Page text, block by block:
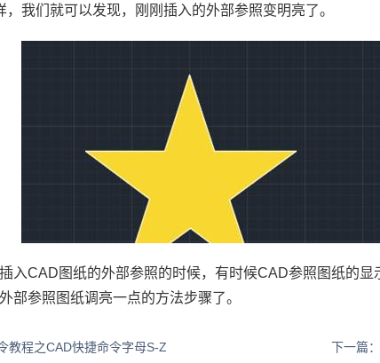
，我们就可以发现，刚刚插入的外部参照变明亮了。
入CAD 图纸的外部参照的时候，有时候CAD参照图纸的
部参照图纸调亮一点的方法步骤了。
教程之CAD快捷命令字母S-Z 下一篇